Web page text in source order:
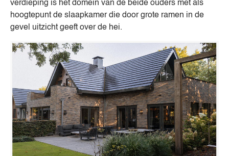
verdieping is het domein van de beide ouders met als
hoogtepunt de slaapkamer die door grote ramen in de
gevel uitzicht geeft over de hei.